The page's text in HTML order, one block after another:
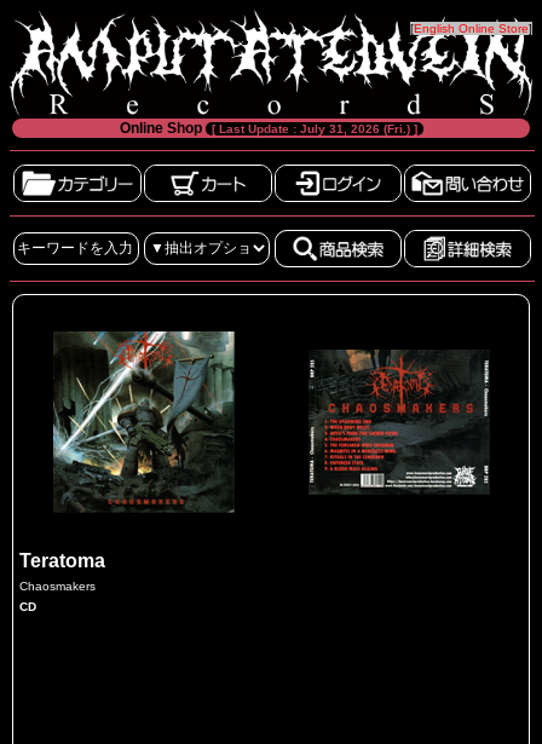
[English Online Store]
Online Shop [ Last Update : July 31, 2026 (Fri.) ]
Teratoma
Chaosmakers
CD